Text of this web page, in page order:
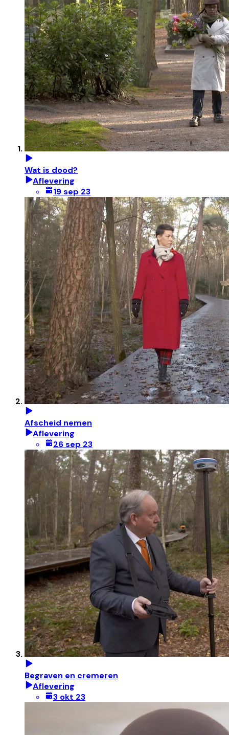
Wat is dood?
Aflevering
19 sep 23
Afscheid nemen
Aflevering
26 sep 23
Begraven en cremeren
Aflevering
3 okt 23